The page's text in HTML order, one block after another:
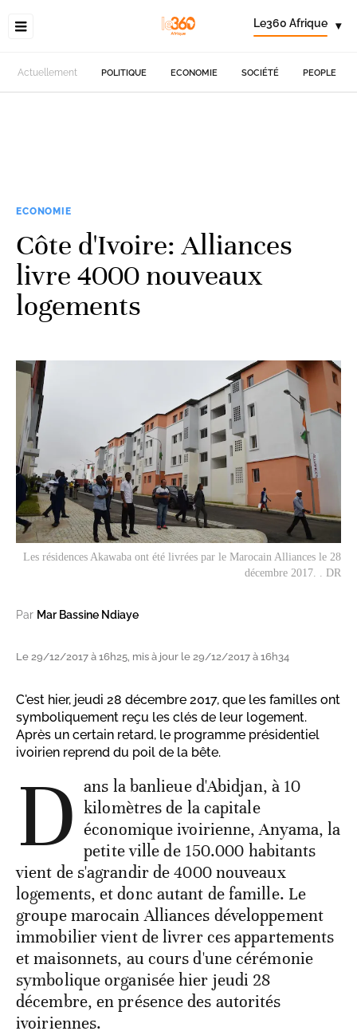
Le360 Afrique ▾
Actuellement POLITIQUE ECONOMIE SOCIÉTÉ PEOPLE
ECONOMIE
Côte d'Ivoire: Alliances
livre 4000 nouveaux
logements
Les résidences Akawaba ont été livrées par le Marocain Alliances le 28
décembre 2017. . DR
Par Mar Bassine Ndiaye
Le 29/12/2017 à 16h25, mis à jour le 29/12/2017 à 16h34
C'est hier, jeudi 28 décembre 2017, que les familles ont
symboliquement reçu les clés de leur logement.
Après un certain retard, le programme présidentiel
ivoirien reprend du poil de la bête.
D ans la banlieue d'Abidjan, à 10
kilomètres de la capitale
économique ivoirienne, Anyama, la
petite ville de 150.000 habitants
vient de s'agrandir de 4000 nouveaux
logements, et donc autant de famille. Le
groupe marocain Alliances développement
immobilier vient de livrer ces appartements
et maisonnets, au cours d'une cérémonie
symbolique organisée hier jeudi 28
décembre, en présence des autorités
ivoiriennes.